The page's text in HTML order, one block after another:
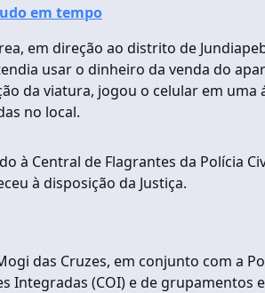
em tempo
em direção ao distrito de
usar o dinheiro da venda do
da viatura, jogou o celular em uma
no local.
à Central de Flagrantes da Polícia
à disposição da Justiça.
das Cruzes, em conjunto com a
(COI) e de grupamentos